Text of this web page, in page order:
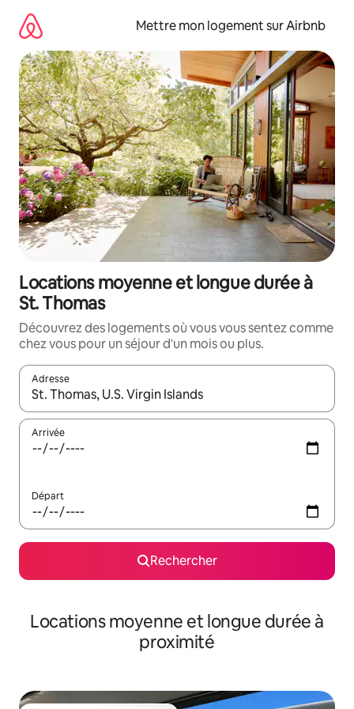
directement
contenu
Mettre mon logement sur Airbnb
Locations moyenne et longue durée à
St. Thomas
Découvrez des logements où vous vous sentez comme
chez vous pour un séjour d'un mois ou plus.
Adresse
Lorsque les résultats s'affichent, utilisez les flèches vers le
Arrivée
Départ
Rechercher
Locations moyenne et longue durée à
proximité